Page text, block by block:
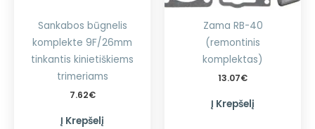
Sankabos būgnelis
komplekte 9F/26mm
tinkantis kinietiškiems
trimeriams
7.62€
Į Krepšelį
Zama RB-40
(remontinis
komplektas)
13.07€
Į Krepšelį